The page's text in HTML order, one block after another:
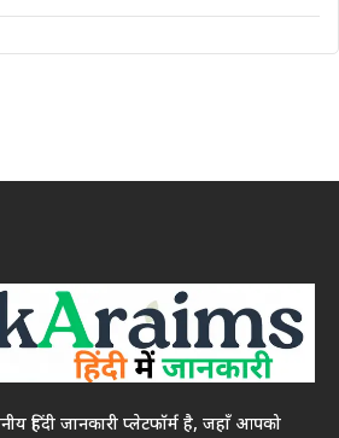
हिंदी जानकारी प्लेटफॉर्म है, जहाँ आपको